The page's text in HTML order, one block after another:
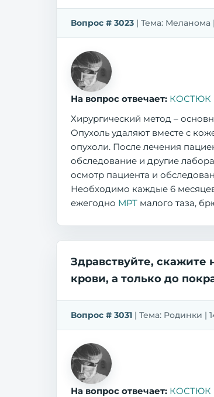
Вопрос # 3023 | Тема: Меланома |
На вопрос отвечает: КОСТЮК
Хирургический метод –
Опухоль удаляют вместе с
опухоли. После лечения
обследование и другие
осмотр пациента и
Необходимо каждые 6
ежегодно МРТ малого таза,
Здравствуйте, скажите
крови, а только до
Вопрос # 3031 | Тема: Родинки |
На вопрос отвечает: КОСТЮК